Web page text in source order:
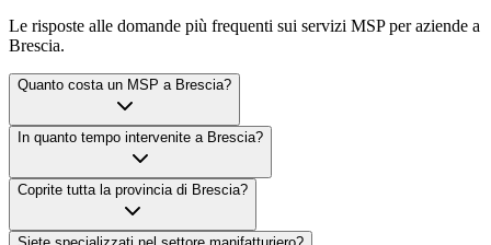
Le risposte alle domande più frequenti sui servizi MSP per aziende a
Brescia.
Quanto costa un MSP a Brescia?
In quanto tempo intervenite a Brescia?
Coprite tutta la provincia di Brescia?